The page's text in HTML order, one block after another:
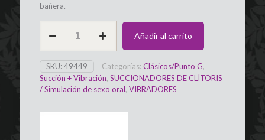
bañera.
con
Clítoris
Pro+,
G
SATISFYER
Añadir al carrito
SKU:49449 Categorías: Clásicos/Punto G,
Succión + Vibración, SUCCIONADORES DE CLÍTORIS
/ Simulación de sexo oral, VIBRADORES